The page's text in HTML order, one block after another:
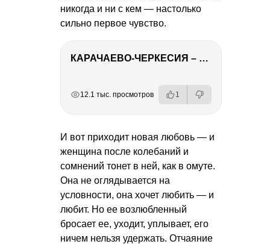
никогда и ни с кем — настолько
сильно первое чувство.
КАРАЧАЕВО-ЧЕРКЕСИЯ – ПУТЕШЕСТВИЕ НА КАВКАЗ часть 2
12.1 тыс. просмотров 1
И вот приходит новая любовь — и
женщина после колебаний и
сомнений тонет в ней, как в омуте.
Она не оглядывается на
условности, она хочет любить — и
любит. Но ее возлюбленный
бросает ее, уходит, уплывает, его
ничем нельзя удержать. Отчаяние